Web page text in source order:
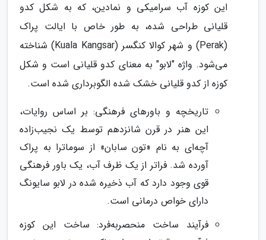
این کوزه آب سرامیکی و نمادین، که به شکل کدو
قلیانی طراحی شده، به طور خاص با ایالت پراک
(Perak) و شهر کوالا کنگسر (Kuala Kangsar) شناخته
می‌شود. واژه "لابو" به معنای کدو قلیانی است و شکل
کوزه از کدو قلیانی خشک شده الگوبرداری شده است.
تاریخچه و باورهای فرهنگی: بر اساس روایات،
این هنر در قرن شانزدهم توسط یک نجیب‌زاده
آچه‌ای به نام «تون سابان» از سوماترا به پراک
آورده شد. فراتر از یک ظرف آب، یک باور فرهنگی
قوی وجود دارد که آب ذخیره شده در لابو سایونگ
دارای خواص درمانی است.
فرآیند ساخت منحصربه‌فرد: ساخت این کوزه